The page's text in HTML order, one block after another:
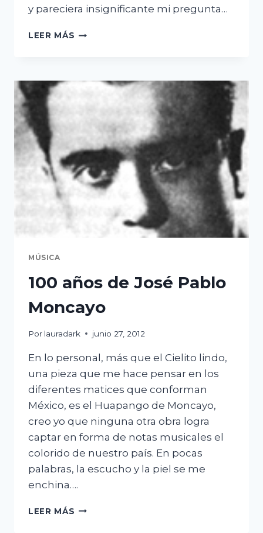
y pareciera insignificante mi pregunta…
LEER MÁS ¡ROCKABYE
MÚSICA
100 años de José Pablo
Moncayo
Por lauradark junio 27, 2012
En lo personal, más que el Cielito lindo,
una pieza que me hace pensar en los
diferentes matices que conforman
México, es el Huapango de Moncayo,
creo yo que ninguna otra obra logra
captar en forma de notas musicales el
colorido de nuestro país. En pocas
palabras, la escucho y la piel se me
enchina….
LEER MÁS 100